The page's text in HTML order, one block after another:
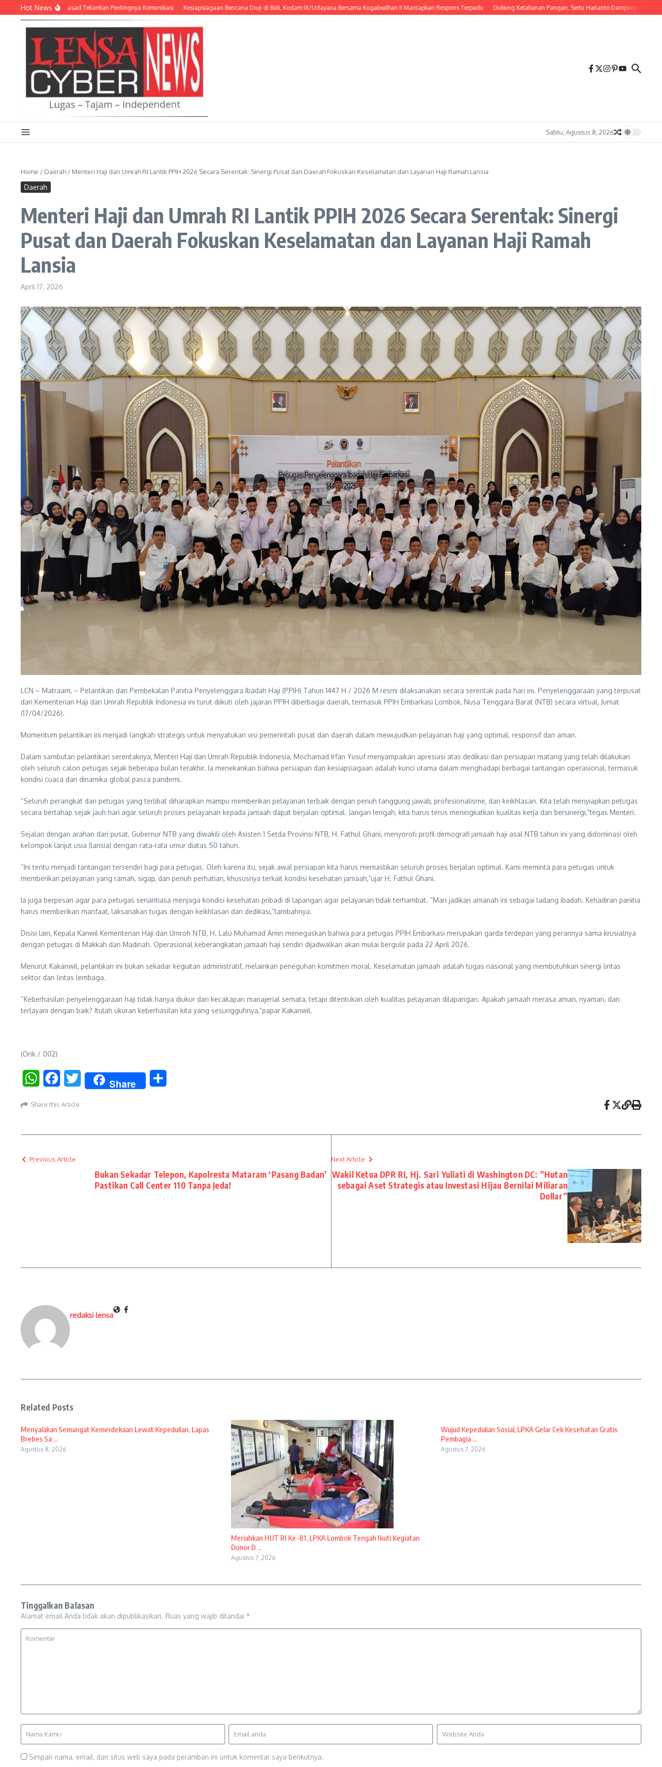
Lewati ke konten
Hot NewsWakasad Tekankan Pentingnya Komunikasi Kesiapsiagaan Bencana Diuji di Bali, Kodam IX/Udayana Bersama Kogabwilhan II Mantapkan Respons Terpadu Dukung Ketahanan Pangan, Sertu Harianto Dampingi Petani
Sabtu, Agustus 8, 2026
Home / Daerah / Menteri Haji dan Umrah RI Lantik PPIH 2026 Secara Serentak: Sinergi Pusat dan Daerah Fokuskan Keselamatan dan Layanan Haji Ramah Lansia
Daerah
Menteri Haji dan Umrah RI Lantik PPIH 2026 Secara Serentak: Sinergi
Pusat dan Daerah Fokuskan Keselamatan dan Layanan Haji Ramah
Lansia
April 17, 2026
LCN – Matraam, – Pelantikan dan Pembekalan Panitia Penyelenggara Ibadah Haji (PPIH) Tahun 1447 H / 2026 M resmi dilaksanakan secara serentak pada hari ini. Penyelenggaraan yang terpusat
dari Kementerian Haji dan Umrah Republik Indonesia ini turut diikuti oleh jajaran PPIH diberbagai daerah, termasuk PPIH Embarkasi Lombok, Nusa Tenggara Barat (NTB) secara virtual, Jumat
(17/04/2026).
Momentum pelantikan ini menjadi langkah strategis untuk menyatukan visi pemerintah pusat dan daerah dalam mewujudkan pelayanan haji yang optimal, responsif dan aman.
Dalam sambutan pelantikan serentaknya, Menteri Haji dan Umrah Republik Indonesia, Mochamad Irfan Yusuf menyampaikan apresiasi atas dedikasi dan persiapan matang yang telah dilakukan
oleh seluruh calon petugas sejak beberapa bulan terakhir. Ia menekankan bahwa persiapan dan kesiapsiagaan adalah kunci utama dalam menghadapi berbagai tantangan operasional, termasuk
kondisi cuaca dan dinamika global pasca pandemi.
“Seluruh perangkat dan petugas yang terlibat diharapkan mampu memberikan pelayanan terbaik dengan penuh tanggung jawab, profesionalisme, dan keikhlasan. Kita telah menyiapkan petugas
secara bertahap sejak jauh hari agar seluruh proses pelayanan kepada jamaah dapat berjalan optimal. Jangan lengah, kita harus terus meningkatkan kualitas kerja dan bersinergi,”tegas Menteri.
Sejalan dengan arahan dari pusat, Gubernur NTB yang diwakili oleh Asisten 1 Setda Provinsi NTB, H. Fathul Ghani, menyoroti profil demografi jamaah haji asal NTB tahun ini yang didominasi oleh
kelompok lanjut usia (lansia) dengan rata-rata umur diatas 50 tahun.
“Ini tentu menjadi tantangan tersendiri bagi para petugas. Oleh karena itu, sejak awal persiapan kita harus memastikan seluruh proses berjalan optimal. Kami meminta para petugas untuk
memberikan pelayanan yang ramah, sigap, dan penuh perhatian, khususnya terkait kondisi kesehatan jamaah,”ujar H. Fathul Ghani.
Ia juga berpesan agar para petugas senantiasa menjaga kondisi kesehatan pribadi di lapangan agar pelayanan tidak terhambat. “Mari jadikan amanah ini sebagai ladang ibadah. Kehadiran panitia
harus memberikan manfaat, laksanakan tugas dengan keikhlasan dan dedikasi,”tambahnya.
Disisi lain, Kepala Kanwil Kementerian Haji dan Umroh NTB, H. Lalu Muhamad Amin menegaskan bahwa para petugas PPIH Embarkasi merupakan garda terdepan yang perannya sama krusialnya
dengan petugas di Makkah dan Madinah. Operasional keberangkatan jamaah haji sendiri dijadwalkan akan mulai bergulir pada 22 April 2026.
Menurut Kakanwil, pelantikan ini bukan sekadar kegiatan administratif, melainkan peneguhan komitmen moral. Keselamatan jamaah adalah tugas nasional yang membutuhkan sinergi lintas
sektor dan lintas lembaga.
“Keberhasilan penyelenggaraan haji tidak hanya diukur dari kecakapan manajerial semata, tetapi ditentukan oleh kualitas pelayanan dilapangan. Apakah jamaah merasa aman, nyaman, dan
terlayani dengan baik? Itulah ukuran keberhasilan kita yang sesungguhnya,”papar Kakanwil.
(Orik / 002)
WhatsAppFacebookTwitter Share
Share this Article
Previous Article
Bukan Sekadar Telepon, Kapolresta Mataram ‘Pasang Badan’
Pastikan Call Center 110 Tanpa Jeda!
Next Article
Wakil Ketua DPR RI, Hj. Sari Yuliati di Washington DC: ”Hutan
sebagai Aset Strategis atau Investasi Hijau Bernilai Miliaran
Dollar”
redaksi lensa
Related Posts
Menyalakan Semangat Kemerdekaan Lewat Kepedulian, Lapas
Brebes Sa ...
Agustus 8, 2026
Meriahkan HUT RI Ke-81, LPKA Lombok Tengah Ikuti Kegiatan
Donor D ...
Agustus 7, 2026
Wujud Kepedulian Sosial, LPKA Gelar Cek Kesehatan Gratis
Pembagia ...
Agustus 7, 2026
Tinggalkan Balasan
Alamat email Anda tidak akan dipublikasikan. Ruas yang wajib ditandai *
Simpan nama, email, dan situs web saya pada peramban ini untuk komentar saya berikutnya.